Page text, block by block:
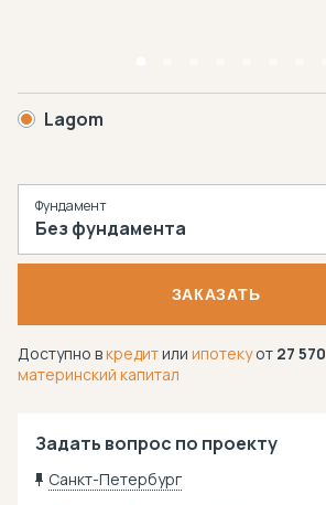
Lagom
Фундамент
Без фундамента
ЗАКАЗАТЬ
Доступно вкредитили ипотекуот 27 570
материнский капитал
Задать вопрос по проекту
Санкт-Петербург